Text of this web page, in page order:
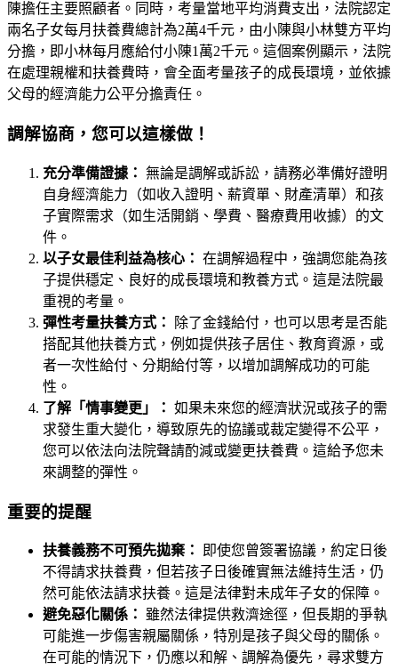
陳擔任主要照顧者。同時，考量當地平均消費支出，法院認定
兩名子女每月扶養費總計為2萬4千元，由小陳與小林雙方平均
分擔，即小林每月應給付小陳1萬2千元。這個案例顯示，法院
在處理親權和扶養費時，會全面考量孩子的成長環境，並依據
父母的經濟能力公平分擔責任。
調解協商，您可以這樣做！
充分準備證據： 無論是調解或訴訟，請務必準備好證明
自身經濟能力（如收入證明、薪資單、財產清單）和孩
子實際需求（如生活開銷、學費、醫療費用收據）的文
件。
以子女最佳利益為核心： 在調解過程中，強調您能為孩
子提供穩定、良好的成長環境和教養方式。這是法院最
重視的考量。
彈性考量扶養方式：
除了金錢給付，也可以思考是否能
搭配其他扶養方式，例如提供孩子居住、教育資源，或
者一次性給付、分期給付等，以增加調解成功的可能
性。
了解「情事變更」： 如果未來您的經濟狀況或孩子的需
求發生重大變化，導致原先的協議或裁定變得不公平，
您可以依法向法院聲請酌減或變更扶養費。這給予您未
來調整的彈性。
重要的提醒
扶養義務不可預先拋棄：
即使您曾簽署協議，約定日後
不得請求扶養費，但若孩子日後確實無法維持生活，仍
然可能依法請求扶養。這是法律對未成年子女的保障。
避免惡化關係：
雖然法律提供救濟途徑，但長期的爭執
可能進一步傷害親屬關係，特別是孩子與父母的關係。
在可能的情況下，仍應以和解、調解為優先，尋求雙方